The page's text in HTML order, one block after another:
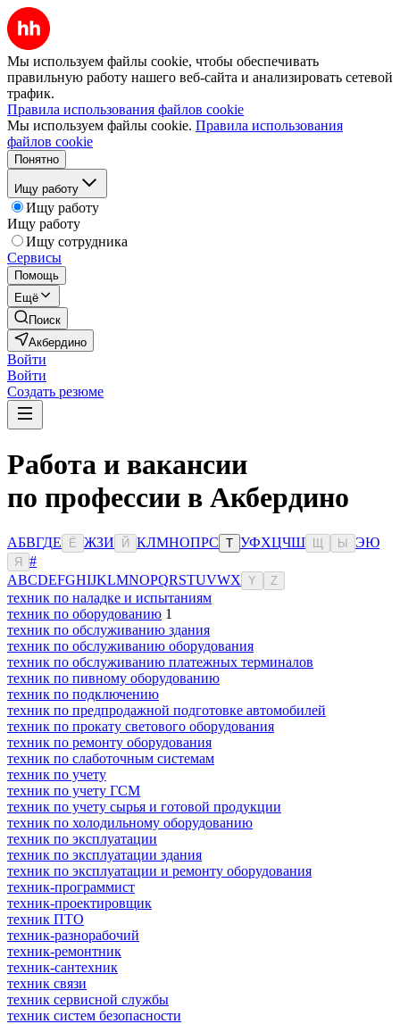
Мы используем файлы cookie, чтобы обеспечивать
правильную работу нашего веб-сайта и анализировать сетевой
трафик.
Правила использования файлов cookie
Мы используем файлы cookie. Правила использования
файлов cookie
Понятно
Ищу работу
Ищу работу
Ищу работу
Ищу сотрудника
Сервисы
Помощь
Ещё
Поиск
Акбердино
Войти
Войти
Создать резюме
Работа и вакансии
по профессии в Акбердино
АБВГДЕ Ё ЖЗИ Й КЛМНОПРС Т УФХЦЧШ Ы ЭЮ
Я
#
ABCDEFGHIJKLMNOPQRSTUVWX Y Z
техник по наладке и испытаниям
техник по оборудованию 1
техник по обслуживанию здания
техник по обслуживанию оборудования
техник по обслуживанию платежных терминалов
техник по пивному оборудованию
техник по подключению
техник по предпродажной подготовке автомобилей
техник по прокату светового оборудования
техник по ремонту оборудования
техник по слаботочным системам
техник по учету
техник по учету ГСМ
техник по учету сырья и готовой продукции
техник по холодильному оборудованию
техник по эксплуатации
техник по эксплуатации здания
техник по эксплуатации и ремонту оборудования
техник-программист
техник-проектировщик
техник ПТО
техник-разнорабочий
техник-ремонтник
техник-сантехник
техник связи
техник сервисной службы
техник систем безопасности